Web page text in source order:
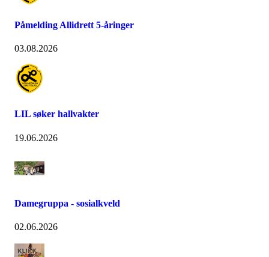
Påmelding Allidrett 5-åringer
03.08.2026
LIL søker hallvakter
19.06.2026
Damegruppa - sosialkveld
02.06.2026